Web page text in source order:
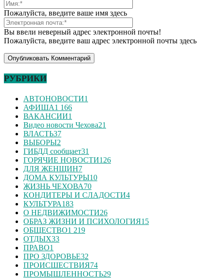
Пожалуйста, введите ваше имя здесь
Вы ввели неверный адрес электронной почты!
Пожалуйста, введите ваш адрес электронной почты здесь
РУБРИКИ
АВТОНОВОСТИ1
АФИША1 166
ВАКАНСИИ1
Видео новости Чехова21
ВЛАСТЬ37
ВЫБОРЫ2
ГИБДД сообщает31
ГОРЯЧИЕ НОВОСТИ126
ДЛЯ ЖЕНЩИН7
ДОМА КУЛЬТУРЫ10
ЖИЗНЬ ЧЕХОВА70
КОНДИТЕРЫ И СЛАДОСТИ4
КУЛЬТУРА183
О НЕДВИЖИМОСТИ26
ОБРАЗ ЖИЗНИ И ПСИХОЛОГИЯ15
ОБЩЕСТВО1 219
ОТДЫХ33
ПРАВО1
ПРО ЗДОРОВЬЕ32
ПРОИСШЕСТВИЯ74
ПРОМЫШЛЕННОСТЬ29